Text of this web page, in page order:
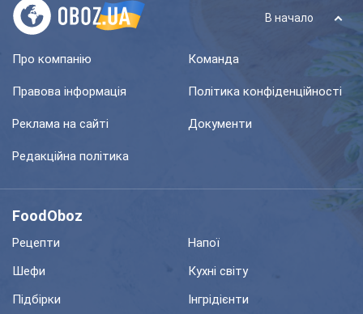
В начало
Про компанію Команда
Правова інформація Політика конфіденційності
Реклама на сайті Документи
Редакційна політика
FoodOboz
Рецепти
Напої
Шефи
Кухні світу
Підбірки
Інгрідієнти